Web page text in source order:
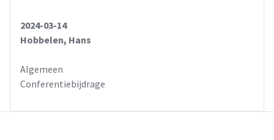
2024-03-14
Hobbelen, Hans
Algemeen
Conferentiebijdrage